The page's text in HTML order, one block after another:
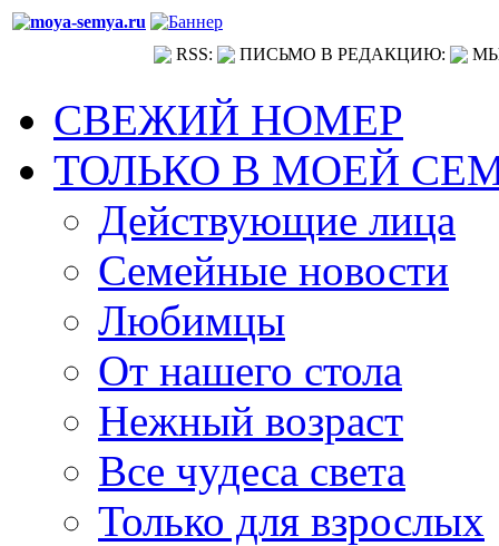
RSS: ПИСЬМО В РЕДАКЦИЮ:
СВЕЖИЙ НОМЕР
ТОЛЬКО В МОЕЙ
Действующие лица
Семейные новости
Любимцы
От нашего стола
Нежный возраст
Все чудеса света
Только для взрослых